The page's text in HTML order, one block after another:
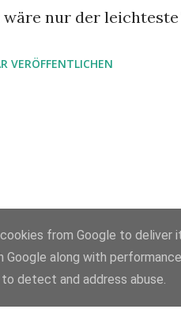
nur der
VERÖFFENTLICHEN
from Google to deliver
Google along with
detect and address abuse.